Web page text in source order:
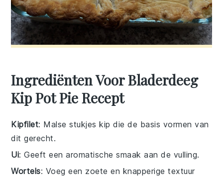
Ingrediënten Voor Bladerdeeg
Kip Pot Pie Recept
Kipfilet: Malse stukjes kip die de basis vormen van
dit gerecht.
Ui: Geeft een aromatische smaak aan de vulling.
Wortels: Voeg een zoete en knapperige textuur